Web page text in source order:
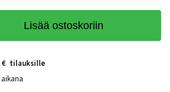
Lisää ostoskoriin
€ tilauksille